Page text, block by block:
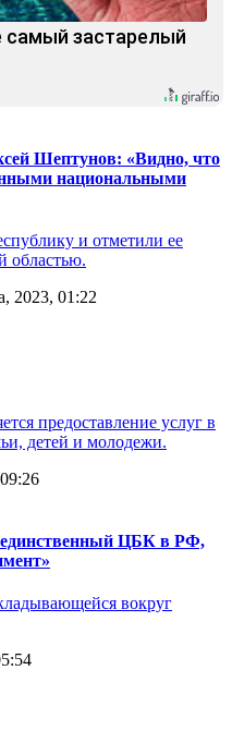
самый застарелый
Шептунов: «Видно, что
национальными
и отметили ее
областью.
2023, 01:22
предоставление услуг в
детей и молодежи.
ЦБК в РФ,
вокруг